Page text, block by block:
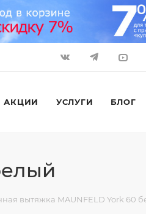
АКЦИИ УСЛУГИ БЛОГ
вытяжка MAUNFELD York 60